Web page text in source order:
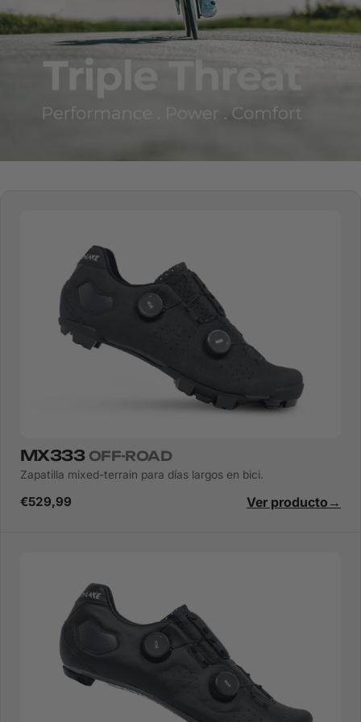
MX333 OFF-ROAD
Zapatilla mixed-terrain para días largos en bici.
€529,99 Ver producto →